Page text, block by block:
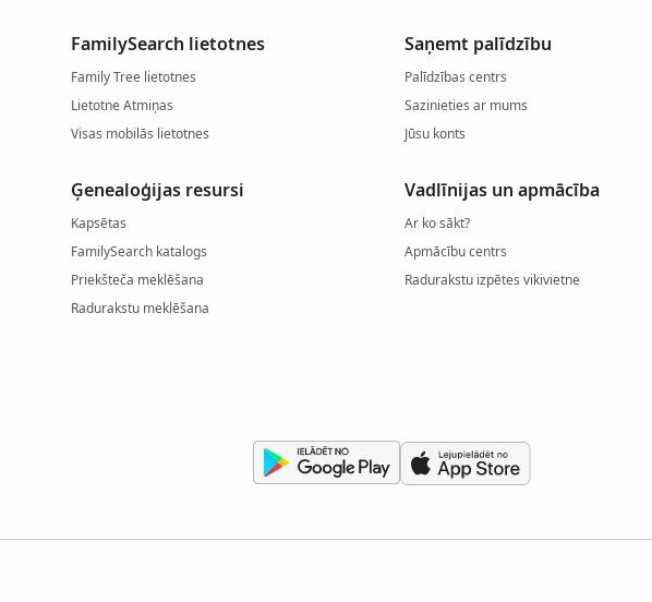
FamilySearch lietotnes
Family Tree lietotnes
Lietotne Atmiņas
Visas mobilās lietotnes
Ģenealoģijas resursi
Kapsētas
FamilySearch katalogs
Priekšteča meklēšana
Radurakstu meklēšana
Saņemt palīdzību
Palīdzības centrs
Sazinieties ar mums
Jūsu konts
Vadlīnijas un apmācība
Ar ko sākt?
Apmācību centrs
Radurakstu izpētes vikivietne